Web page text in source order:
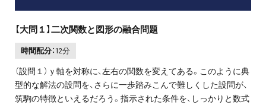
【大問１】二次関数と図形の融合問題
時間配分：12分
（設問１）ｙ軸を対称に、左右の関数を変えてある。このように典
型的な解法の設問を、さらに一歩踏みこんで難しくした設問が、
筑駒の特徴といえるだろう。指示された条件を、しっかりと数式